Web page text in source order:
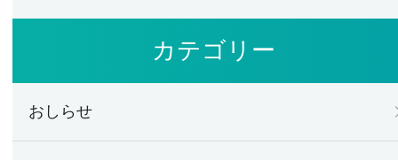
カテゴリー
おしらせ